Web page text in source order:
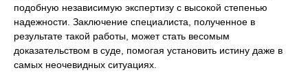
подобную независимую экспертизу с высокой степенью
надежности. Заключение специалиста, полученное в
результате такой работы, может стать весомым
доказательством в суде, помогая установить истину даже в
самых неочевидных ситуациях.